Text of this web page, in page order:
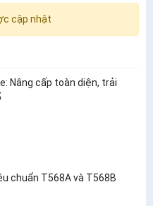
cập nhật
Nâng cấp toàn diện, trải
chuẩn T568A và T568B